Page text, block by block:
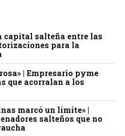
capital salteña entre las
para la
| Empresario pyme
que acorralan a los
marcó un límite» |
salteños que no